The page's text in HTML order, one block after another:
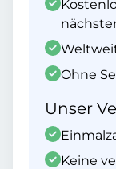
Ohne
Unser
Keine